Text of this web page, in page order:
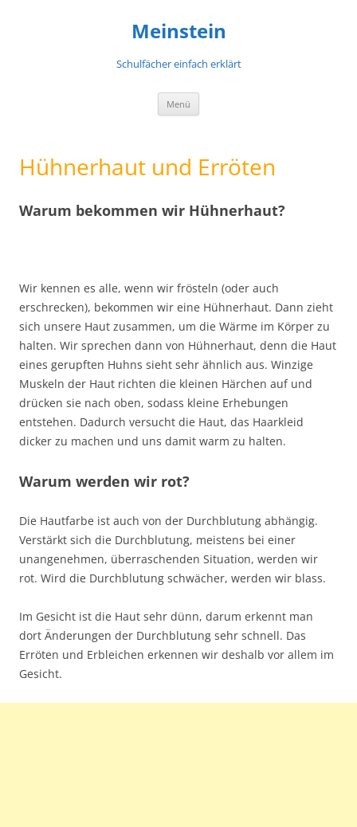
Meinstein
Schulfächer einfach erklärt
Menü
Hühnerhaut und Erröten
Warum bekommen wir Hühnerhaut?
Wir kennen es alle, wenn wir frösteln (oder auch
erschrecken), bekommen wir eine Hühnerhaut. Dann zieht
sich unsere Haut zusammen, um die Wärme im Körper zu
halten. Wir sprechen dann von Hühnerhaut, denn die Haut
eines gerupften Huhns sieht sehr ähnlich aus. Winzige
Muskeln der Haut richten die kleinen Härchen auf und
drücken sie nach oben, sodass kleine Erhebungen
entstehen. Dadurch versucht die Haut, das Haarkleid
dicker zu machen und uns damit warm zu halten.
Warum werden wir rot?
Die Hautfarbe ist auch von der Durchblutung abhängig.
Verstärkt sich die Durchblutung, meistens bei einer
unangenehmen, überraschenden Situation, werden wir
rot. Wird die Durchblutung schwächer, werden wir blass.
Im Gesicht ist die Haut sehr dünn, darum erkennt man
dort Änderungen der Durchblutung sehr schnell. Das
Erröten und Erbleichen erkennen wir deshalb vor allem im
Gesicht.